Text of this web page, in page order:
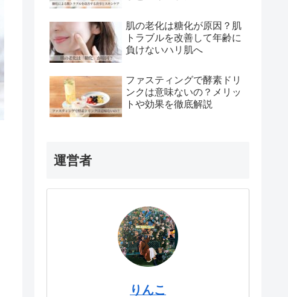
肌の老化は糖化が原因？肌
トラブルを改善して年齢に
負けないハリ肌へ
ファスティングで酵素ドリ
ンクは意味ないの？メリッ
トや効果を徹底解説
運営者
りんこ